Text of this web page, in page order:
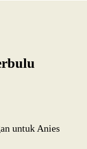
untuk Anies